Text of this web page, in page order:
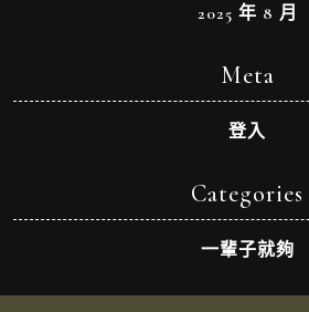
2025 年 8 月
Meta
登入
Categories
一輩子就夠